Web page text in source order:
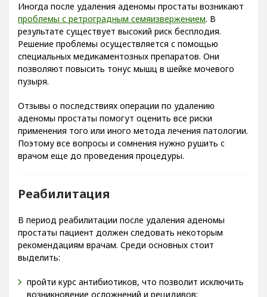
Иногда после удаления аденомы простаты возникают
проблемы с ретроградным семяизвержением. В
результате существует высокий риск бесплодия.
Решение проблемы осуществляется с помощью
специальных медикаментозных препаратов. Они
позволяют повысить тонус мышц в шейке мочевого
пузыря.
Отзывы о последствиях операции по удалению
аденомы простаты помогут оценить все риски
применения того или иного метода лечения патологии.
Поэтому все вопросы и сомнения нужно рушить с
врачом еще до проведения процедуры.
Реабилитация
В период реабилитации после удаления аденомы
простаты пациент должен следовать некоторым
рекомендациям врачам. Среди основных стоит
выделить:
пройти курс антибиотиков, что позволит исключить
возникновение осложнений и рецидивов;